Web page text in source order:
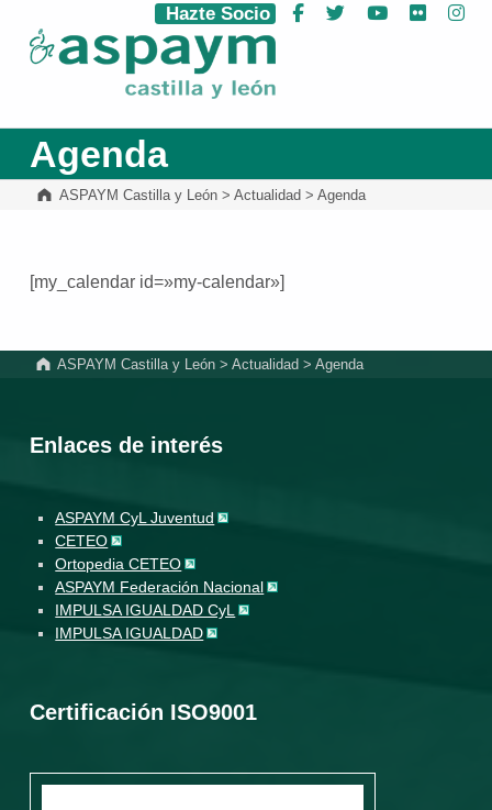
ASPAYM Castilla y León
Hazte Socio Facebook
Twitter YouTube
Flickr
Agenda
ASPAYM Castilla y León> Actualidad > Agenda
[my_calendar id=»my-calendar»]
ASPAYM Castilla y León >Actualidad >Agenda
Enlaces de interés
ASPAYM CyL Juventud
CETEO
Ortopedia CETEO
ASPAYM Federación Nacional
IMPULSA IGUALDAD CyL
IMPULSA IGUALDAD
Certificación ISO9001